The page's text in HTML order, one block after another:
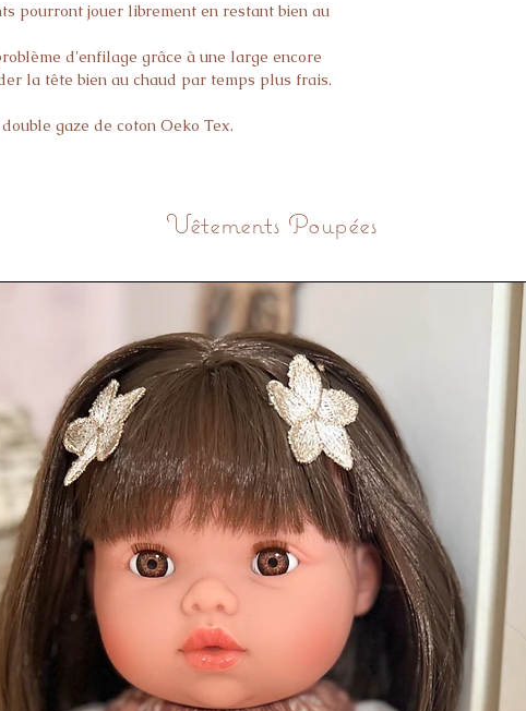
pourront jouer librement en restant bien au
d'enfilage grâce à une large encore
la tête bien au chaud par temps plus frais.
gaze de coton Oeko Tex.
Vêtements Poupées